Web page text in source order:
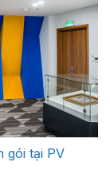
gói tại PV